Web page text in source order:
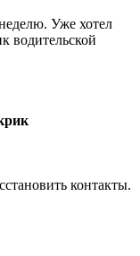
Уже хотел
водительской
контакты.